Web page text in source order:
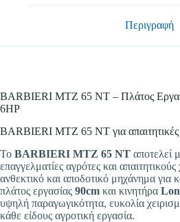
Περιγραφή
BARBIERI MTZ 65 NT – Πλάτος
6HP
BARBIERI MTZ 65 NT για απαιτητικές
Το BARBIERI MTZ 65 NT αποτελεί
επαγγελματίες αγρότες και
ανθεκτικό και αποδοτικό μηχάνημα
πλάτος εργασίας 90cm και κινητήρα
υψηλή παραγωγικότητα, ευκολία
κάθε είδους αγροτική εργασία.